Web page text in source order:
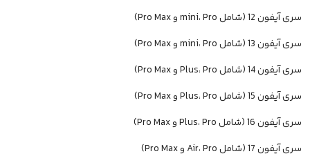
سری آیفون 12 (شامل mini، Pro و Pro Max)
سری آیفون 13 (شامل mini، Pro و Pro Max)
سری آیفون 14 (شامل Plus، Pro و Pro Max)
سری آیفون 15 (شامل Plus، Pro و Pro Max)
سری آیفون 16 (شامل Plus، Pro و Pro Max)
سری آیفون 17 (شامل Air، Pro و Pro Max)